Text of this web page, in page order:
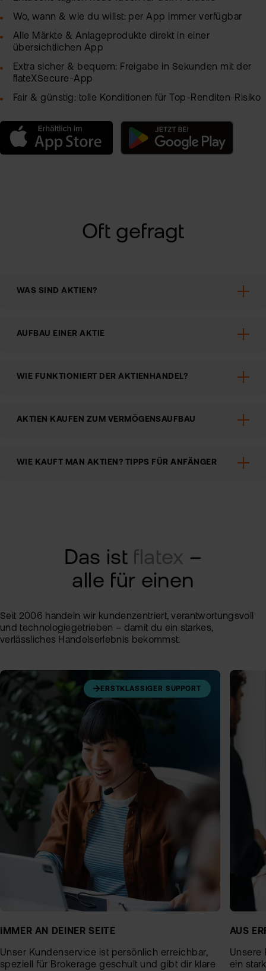
Wo, wann & wie du willst: per App immer verfügbar
Alle Märkte & Anlageprodukte direkt in einer
übersichtlichen App
Extra sicher & bequem: Freigabe in Sekunden mit der
flateXSecure-App
Fair & günstig: tolle Konditionen für Top-Renditen-Risiko
Oft gefragt
WAS SIND AKTIEN?
AUFBAU EINER AKTIE
WIE FUNKTIONIERT DER AKTIENHANDEL?
AKTIEN KAUFEN ZUM VERMÖGENSAUFBAU
WIE KAUFT MAN AKTIEN? TIPPS FÜR ANFÄNGER
Das ist flatex –
alle für einen
Seit 2006 handeln wir kundenzentriert, verantwortungsvoll
und technologiegetrieben – damit du ein starkes,
verlässliches Handelserlebnis bekommst.
ERSTKLASSIGER SUPPORT
IMMER AN DEINER SEITE
Unser Kundenservice ist persönlich erreichbar,
speziell für Brokerage geschult und gibt dir klare
AUS
Unsere
ein